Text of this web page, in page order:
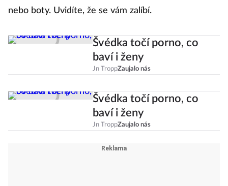
nebo boty. Uvidíte, že se vám zalíbí.
Švédka točí porno, co
baví i ženy
Jn TroppZaujalo nás
Švédka točí porno, co
baví i ženy
Jn TroppZaujalo nás